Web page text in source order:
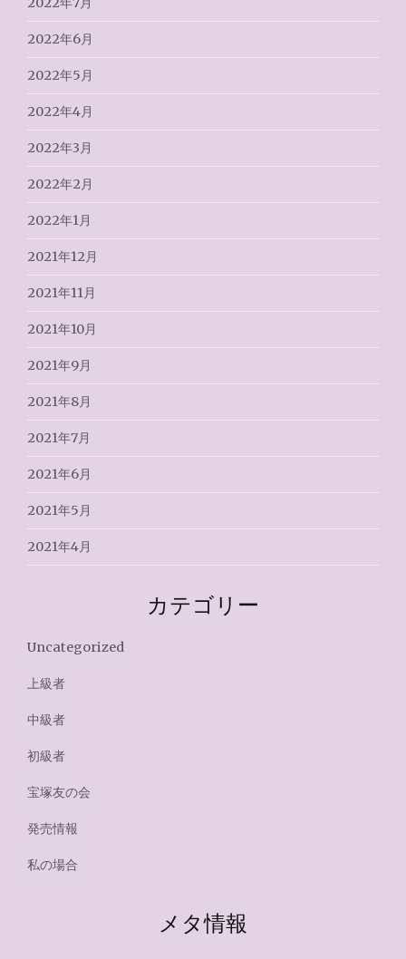
2022年6月
2022年5月
2022年4月
2022年3月
2022年2月
2022年1月
2021年12月
2021年11月
2021年10月
2021年9月
2021年8月
2021年7月
2021年6月
2021年5月
2021年4月
カテゴリー
Uncategorized
上級者
中級者
初級者
宝塚友の会
発売情報
私の場合
メタ情報